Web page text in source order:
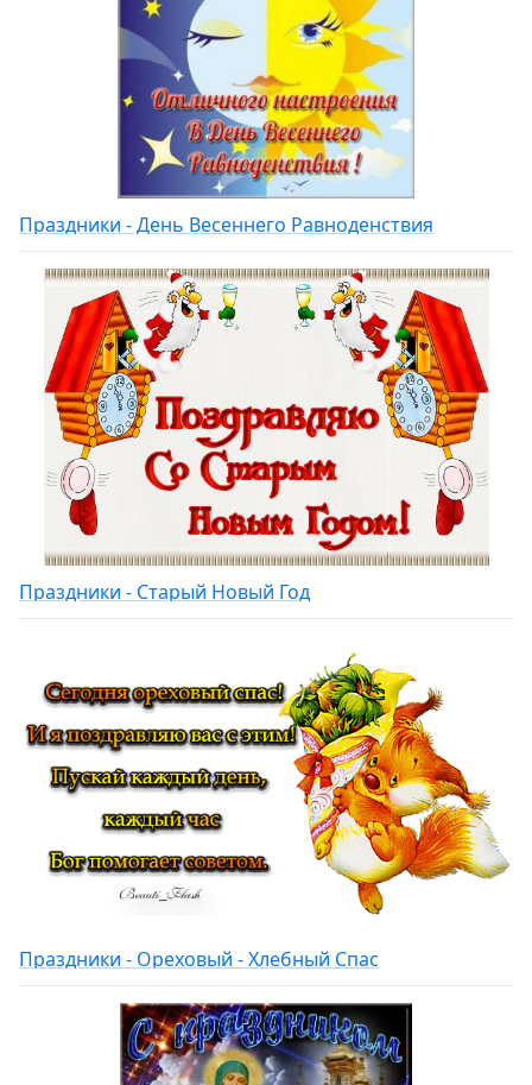
Праздники - День Весеннего Равноденствия
Праздники - Старый Новый Год
Праздники - Ореховый - Хлебный Спас